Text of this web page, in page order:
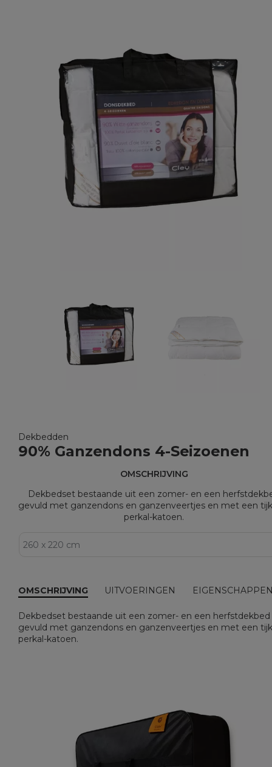
Dekbedden
90% Ganzendons 4-Seizoenen
OMSCHRIJVING
Dekbedset bestaande uit een zomer- en een
gevuld met ganzendons en ganzenveertjes en met een
perkal-katoen.
OMSCHRIJVING UITVOERINGEN
Dekbedset bestaande uit een zomer- en een herfstdekbed
gevuld met ganzendons en ganzenveertjes en met een
perkal-katoen.